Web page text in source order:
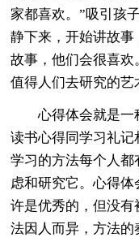
家都喜欢。”吸引孩
静下来，开始讲故
故事，他们会很喜
值得人们去研究的艺
心得体会就是一种
读书心得同学习礼记
学习的方法每个人
虑和研究它。心得
许是优秀的，但没
法因人而异，方法的